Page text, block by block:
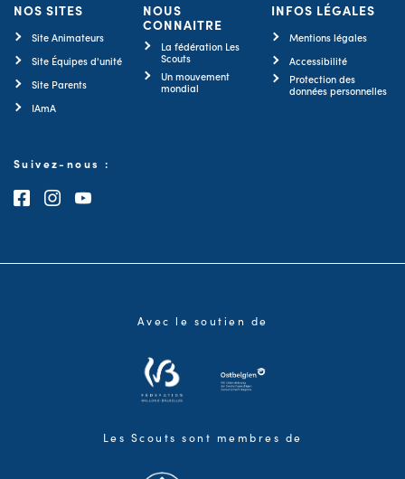
NOS SITES
Site Animateurs
Site Équipes d'unité
Site Parents
IAmA
NOUS
CONNAITRE
La fédération Les
Scouts
Un mouvement
mondial
INFOS LÉGALES
Mentions légales
Accessibilité
Protection des
données personnelles
Suivez-nous :
Consultez notre page Facebook
Consultez notre page Instagram
Consultez notre chaîne Youtube
Avec le soutien de
Les Scouts sont membres de